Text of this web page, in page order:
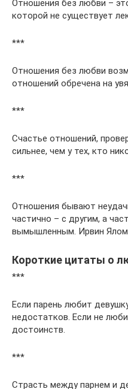
Отношения без любви –
которой не существует
***
Отношения без любви
отношений обречена на
***
Счастье отношений,
сильнее, чем у тех, кто
***
Отношения бывают
частично – с другим, а
вымышленным. Ирвин Ялом
Короткие цитаты о
***
Если парень любит
недостатков. Если не
достоинств.
***
Страсть между парнем и